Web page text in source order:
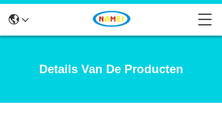
Details Van De Producten